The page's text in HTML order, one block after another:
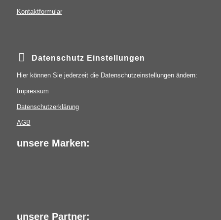
Kontaktformular
Datenschutz Einstellungen
Hier können Sie jederzeit die Datenschutzeinstellungen ändern:
Impressum
Datenschutzerklärung
AGB
unsere Marken:
unsere Partner: